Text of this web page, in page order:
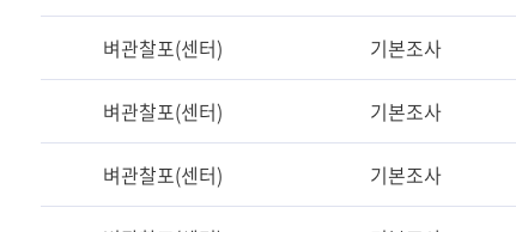
벼관찰포(센터) 기본조사
벼관찰포(센터) 기본조사
벼관찰포(센터) 기본조사